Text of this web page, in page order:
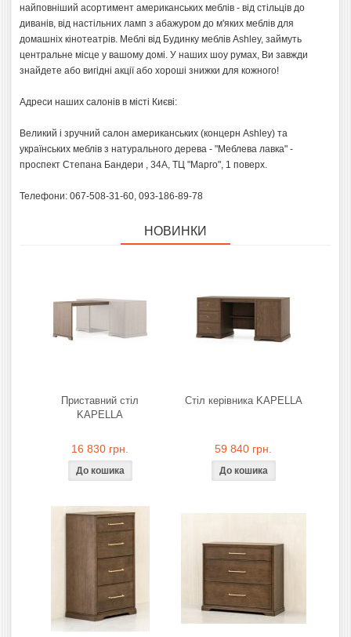
найповніший асортимент американських меблів - від стільців до
диванів, від настільних ламп з абажуром до м'яких меблів для
домашніх кінотеатрів. Меблі від Будинку меблів Ashley, займуть
центральне місце у вашому домі. У наших шоу румах, Ви завжди
знайдете або вигідні акції або хороші знижки для кожного!
Адреси наших салонів в місті Києві:
Великий і зручний салон американських (концерн Ashley) та
українських меблів з натурального дерева - "Меблева лавка" -
проспект Степана Бандери , 34А, ТЦ "Марго", 1 поверх.
Телефони: 067-508-31-60, 093-186-89-78
НОВИНКИ
Приставний стіл
KAPELLA
16 830 грн.
Стіл керівника KAPELLA
59 840 грн.